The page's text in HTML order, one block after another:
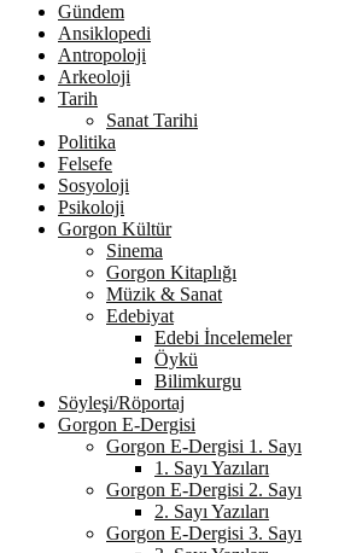
Gündem
Ansiklopedi
Antropoloji
Arkeoloji
Tarih
Sanat Tarihi
Politika
Felsefe
Sosyoloji
Psikoloji
Gorgon Kültür
Sinema
Gorgon Kitaplığı
Müzik & Sanat
Edebiyat
Edebi İncelemeler
Öykü
Bilimkurgu
Söyleşi/Röportaj
Gorgon E-Dergisi
Gorgon E-Dergisi 1. Sayı
1. Sayı Yazıları
Gorgon E-Dergisi 2. Sayı
2. Sayı Yazıları
Gorgon E-Dergisi 3. Sayı